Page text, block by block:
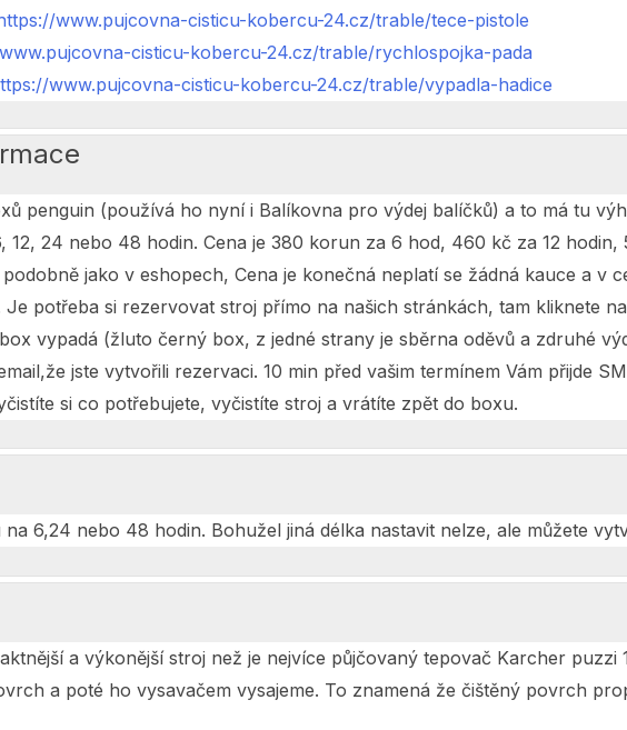
www.pujcovna-cisticu-kobercu-24.cz/trable/tece-pistole
cisticu-kobercu-24.cz/trable/rychlospojka-pada
www.pujcovna-cisticu-kobercu-24.cz/trable/vypadla-hadice
penguin (používá ho nyní i Balíkovna pro výdej balíčků) a to má tu
12, 24 nebo 48 hodin. Cena je 380 korun za 6 hod, 460 kč za 12
jako v eshopech, Cena je konečná neplatí se žádná kauce a v
potřeba si rezervovat stroj přímo na našich stránkách, tam kliknete
vypadá (žluto černý box, z jedné strany je sběrna oděvů a zdruhé
jste vytvořili rezervaci. 10 min před vašim termínem Vám přijde
si co potřebujete, vyčistíte stroj a vrátíte zpět do boxu.
6,24 nebo 48 hodin. Bohužel jiná délka nastavit nelze, ale můžete
a výkonější stroj než je nejvíce půjčovaný tepovač Karcher
a poté ho vysavačem vysajeme. To znamená že čištěný povrch